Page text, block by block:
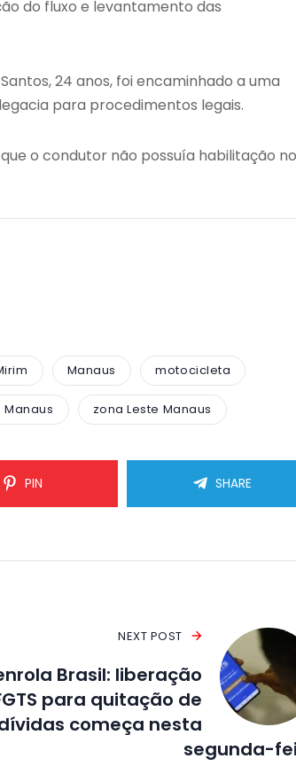
do fluxo e levantamento das
24 anos, foi encaminhado a uma
para procedimentos legais.
o condutor não possuía habilitação no
Manaus motocicleta
zona Leste Manaus
PIN SHARE
NEXT POST
Brasil: liberação
para quitação de
começa nesta
segunda-